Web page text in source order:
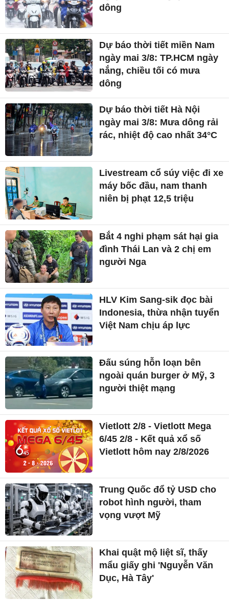
dông
Dự báo thời tiết miền Nam
ngày mai 3/8: TP.HCM ngày
nắng, chiều tối có mưa
dông
Dự báo thời tiết Hà Nội
ngày mai 3/8: Mưa dông rải
rác, nhiệt độ cao nhất 34°C
Livestream cổ súy việc đi xe
máy bốc đầu, nam thanh
niên bị phạt 12,5 triệu
Bắt 4 nghi phạm sát hại gia
đình Thái Lan và 2 chị em
người Nga
HLV Kim Sang-sik đọc bài
Indonesia, thừa nhận tuyển
Việt Nam chịu áp lực
Đấu súng hỗn loạn bên
ngoài quán burger ở Mỹ, 3
người thiệt mạng
Vietlott 2/8 - Vietlott Mega
6/45 2/8 - Kết quả xổ số
Vietlott hôm nay 2/8/2026
Trung Quốc đổ tỷ USD cho
robot hình người, tham
vọng vượt Mỹ
Khai quật mộ liệt sĩ, thấy
mẩu giấy ghi 'Nguyễn Văn
Dục, Hà Tây'